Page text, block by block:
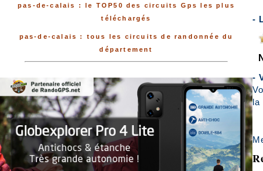
pas-de-calais : le TOP50 des circuits Gps les plus
téléchargés
pas-de-calais : tous les circuits de randonnée du
département
-
-
la